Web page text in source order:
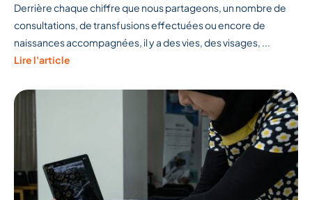
Derrière chaque chiffre que nous partageons, un nombre de
consultations, de transfusions effectuées ou encore de
naissances accompagnées, il y a des vies, des visages, ...
Lire l'article